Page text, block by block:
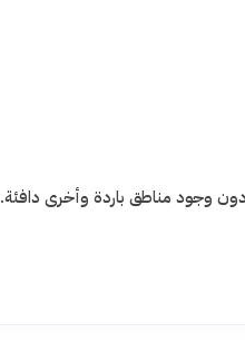
دون وجود مناطق باردة وأخرى دافئة.